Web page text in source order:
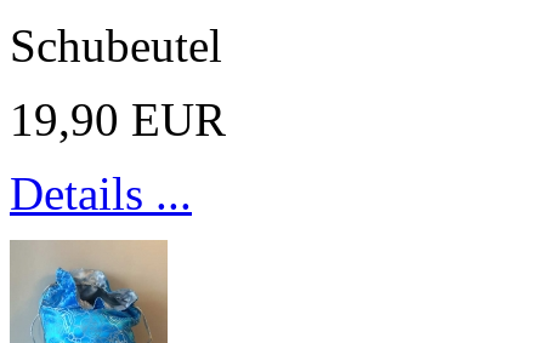
Schubeutel
19,90 EUR
Details ...